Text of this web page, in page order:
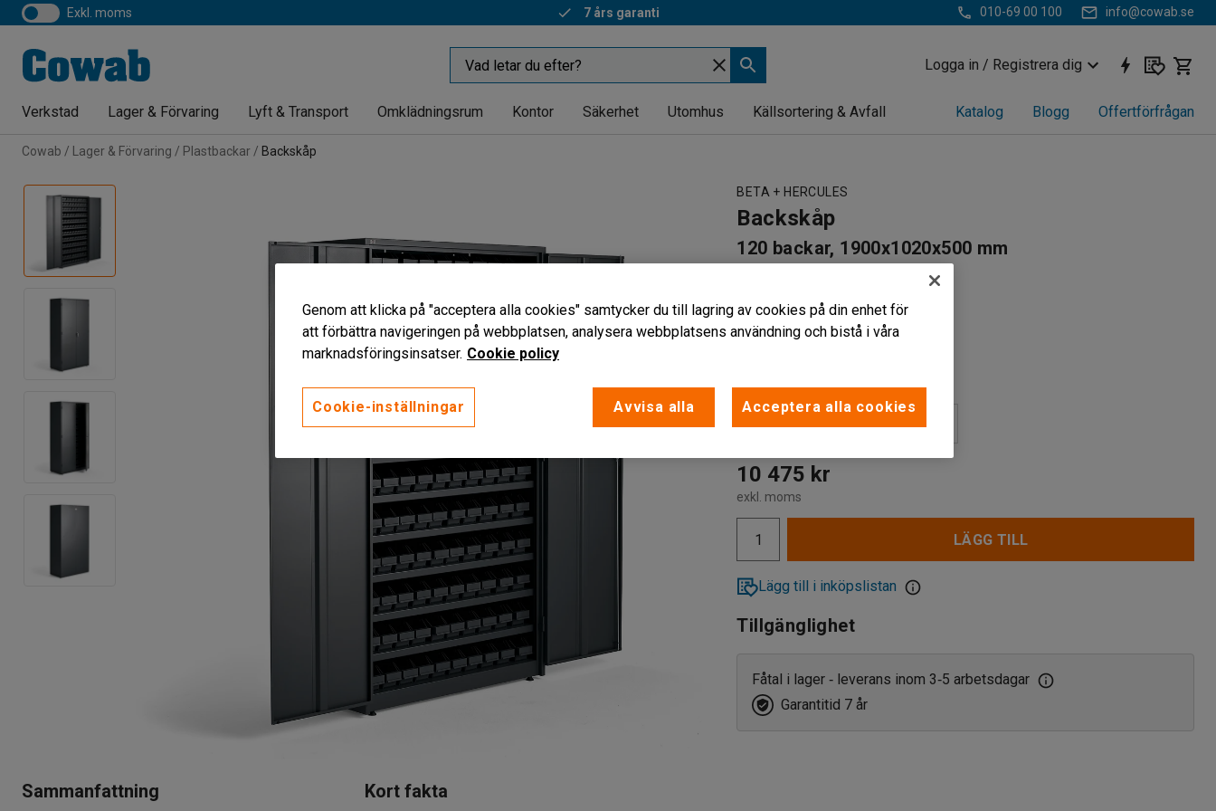
exkl. moms 7 års garanti 010-69 00 100 info@cowab.se
Logga in / Registrera dig
Verkstad Lager & Förvaring Lyft & Transport Omklädningsrum Kontor Säkerhet Utomhus Källsortering & Avfall Katalog Blogg Offertförfrågan
Cowab Lager & Förvaring Plastbackar Backskåp
Sammanfattning Kort fakta
BETA + HERCULES
Backskåp
120 backar, 1900x1020x500 mm
Effektiv smådelsförvaring
Låsbara dubbeldörrar
Låstyp
Nyckellås
Elektroniskt kodlås
Nyckellås
10 475 kr
exkl. moms
LÄGG TILL
Lägg till i inköpslistan
Tillgänglighet
Fåtal i lager‑ leverans inom 3‑5 arbetsdagar
Garantitid 7 år
Genom att klicka på "acceptera alla cookies" samtycker du till lagring av cookies på din enhet för
att förbättra navigeringen på webbplatsen, analysera webbplatsens användning och bistå i våra
marknadsföringsinsatser. Cookie policy
Cookie-inställningar Avvisa alla Acceptera alla cookies